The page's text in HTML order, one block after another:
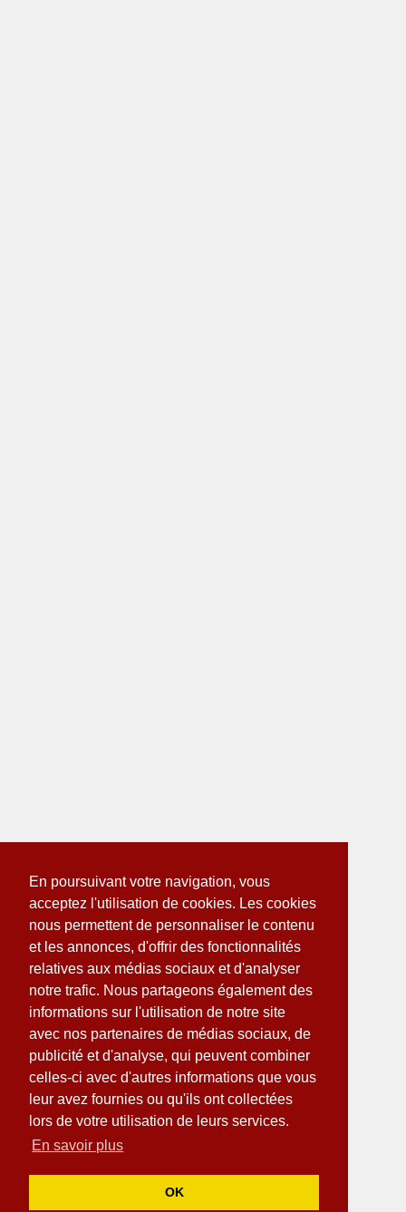
En poursuivant votre navigation, vous
acceptez l'utilisation de cookies. Les cookies
nous permettent de personnaliser le contenu
et les annonces, d'offrir des fonctionnalités
relatives aux médias sociaux et d'analyser
notre trafic. Nous partageons également des
informations sur l'utilisation de notre site
avec nos partenaires de médias sociaux, de
publicité et d'analyse, qui peuvent combiner
celles-ci avec d'autres informations que vous
leur avez fournies ou qu'ils ont collectées
lors de votre utilisation de leurs services.
En savoir plus
OK